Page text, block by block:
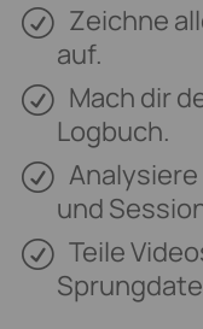
Zeichne
auf.
Mach dir
Logbuch.
und
Teile